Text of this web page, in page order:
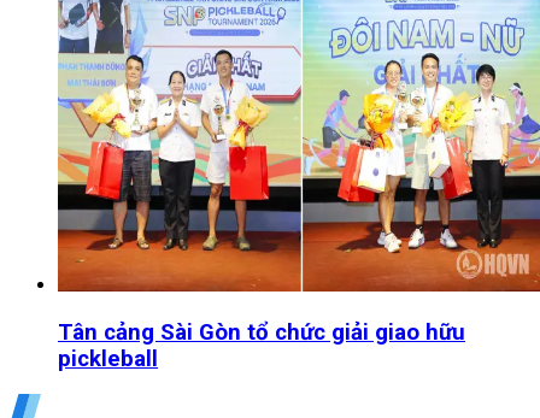
Tân cảng Sài Gòn tổ chức giải giao hữu
pickleball